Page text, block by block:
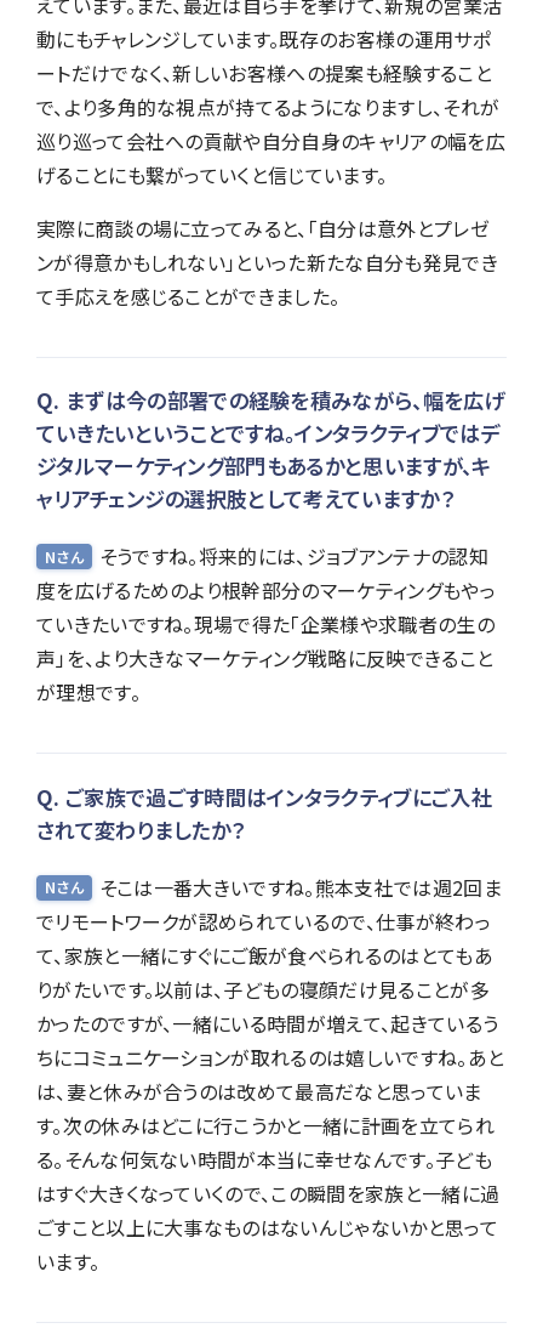
動にもチャレンジしています。既存のお客様の運用サポ
ートだけでなく、新しいお客様への提案も経験すること
で、より多角的な視点が持てるようになりますし、それが
巡り巡って会社への貢献や自分自身のキャリアの幅を広
げることにも繋がっていくと信じています。
実際に商談の場に立ってみると、「自分は意外とプレゼ
ンが得意かもしれない」といった新たな自分も発見でき
て手応えを感じることができました。
まずは今の部署での経験を積みながら、幅を広げ
ていきたいということですね。インタラクティブではデ
ジタルマーケティング部門もあるかと思いますが、キ
ャリアチェンジの選択肢として考えていますか？
Nさん
そうですね。将来的には、ジョブアンテナの認知
度を広げるためのより根幹部分のマーケティングもやっ
ていきたいですね。現場で得た「企業様や求職者の生の
声」を、より大きなマーケティング戦略に反映できること
が理想です。
ご家族で過ごす時間はインタラクティブにご入社
されて変わりましたか？
Nさん
そこは一番大きいですね。熊本支社では週2回ま
でリモートワークが認められているので、仕事が終わっ
て、家族と一緒にすぐにご飯が食べられるのはとてもあ
りがたいです。以前は、子どもの寝顔だけ見ることが多
かったのですが、一緒にいる時間が増えて、起きているう
ちにコミュニケーションが取れるのは嬉しいですね。あと
は、妻と休みが合うのは改めて最高だなと思っていま
す。次の休みはどこに行こうかと一緒に計画を立てられ
る。そんな何気ない時間が本当に幸せなんです。子ども
はすぐ大きくなっていくので、この瞬間を家族と一緒に過
ごすこと以上に大事なものはないんじゃないかと思って
います。